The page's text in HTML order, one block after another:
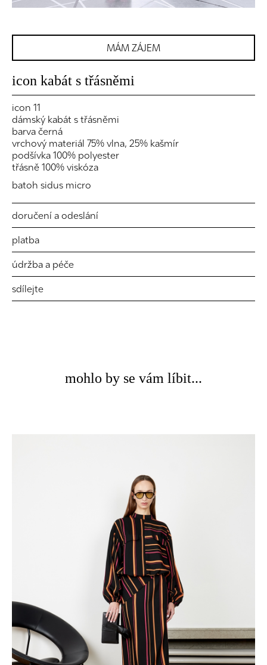
MÁM ZÁJEM
icon kabát s třásněmi
icon 11
dámský kabát s třásněmi
barva černá
vrchový materiál 75% vlna, 25% kašmír
podšívka 100% polyester
třásně 100% viskóza
batoh sidus micro
doručení a odeslání
platba
údržba a péče
sdílejte
mohlo by se vám líbit...